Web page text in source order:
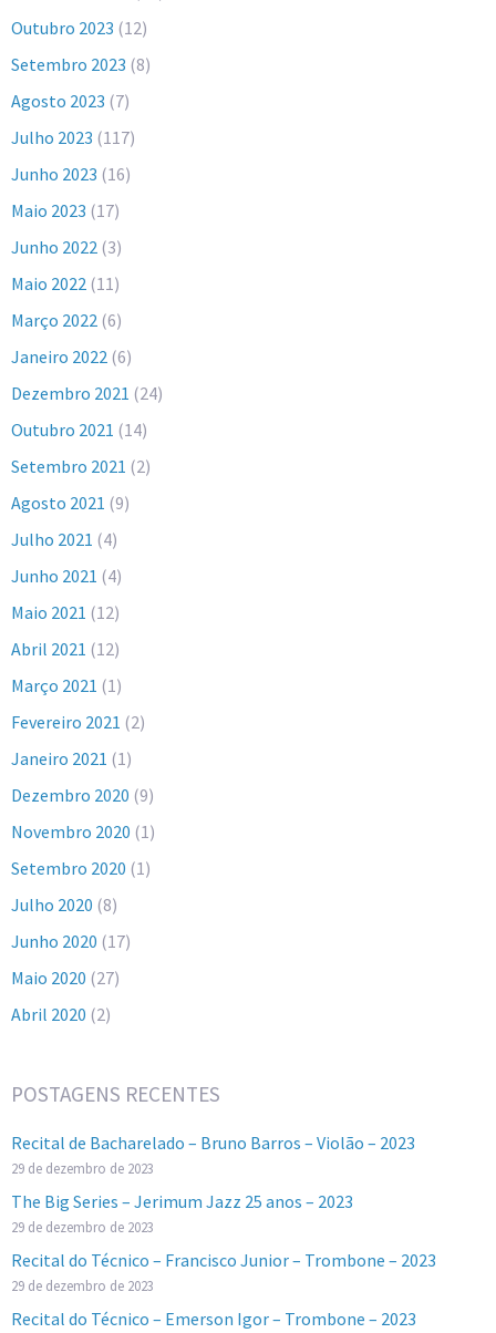
Outubro 2023 (12)
Setembro 2023 (8)
Agosto 2023 (7)
Julho 2023 (117)
Junho 2023 (16)
Maio 2023 (17)
Junho 2022 (3)
Maio 2022 (11)
Março 2022 (6)
Janeiro 2022 (6)
Dezembro 2021 (24)
Outubro 2021 (14)
Setembro 2021 (2)
Agosto 2021 (9)
Julho 2021 (4)
Junho 2021 (4)
Maio 2021 (12)
Abril 2021 (12)
Março 2021 (1)
Fevereiro 2021 (2)
Janeiro 2021 (1)
Dezembro 2020 (9)
Novembro 2020 (1)
Setembro 2020 (1)
Julho 2020 (8)
Junho 2020 (17)
Maio 2020 (27)
Abril 2020 (2)
POSTAGENS RECENTES
Recital de Bacharelado – Bruno Barros – Violão – 2023
29 de dezembro de 2023
The Big Series – Jerimum Jazz 25 anos – 2023
29 de dezembro de 2023
Recital do Técnico – Francisco Junior – Trombone – 2023
29 de dezembro de 2023
Recital do Técnico – Emerson Igor – Trombone – 2023